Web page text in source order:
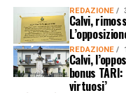
REDAZIONE
Calvi,
REDAZIONE
Calvi,
bonus
virtuosi’